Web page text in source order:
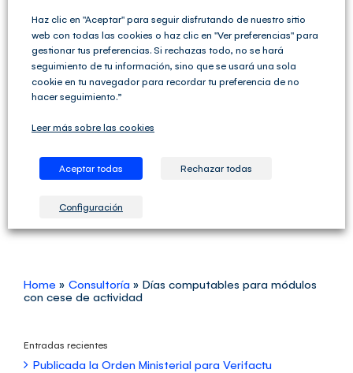
Guardar mi nombre, email y sitio web en este
Home » Consultoría » Días computables para módulos
con cese de actividad
Entradas recientes
Publicada la Orden Ministerial para Verifactu
Haz clic en "Aceptar" para seguir disfrutando de nuestro sitio
web con todas las cookies o haz clic en "Ver preferencias" para
gestionar tus preferencias. Si rechazas todo, no se hará
seguimiento de tu información, sino que se usará una sola
cookie en tu navegador para recordar tu preferencia de no
hacer seguimiento.”
Leer más sobre las cookies
Aceptar todas Rechazar todas
Configuración